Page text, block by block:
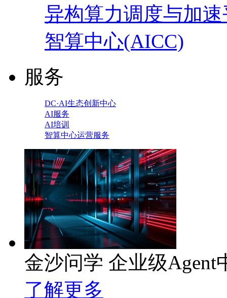
异构算力调度与加
智算中心(AICC)
服务
DC·AI生态创新中心
AI服务
AI培训
智算中心运营服务
金沙问学 企业级Agent
了解更多